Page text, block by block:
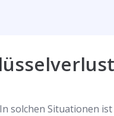
solchen Situationen